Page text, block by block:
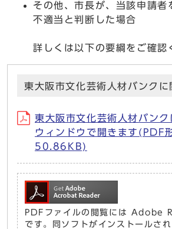
その他、市長が、当該申請者
不適当と判断した場合
詳しくは以下の要綱をご確認
東大阪市文化芸術人材バンクに
東大阪市文化芸術人材バンク
ウィンドウで開きます(PDF
50.86KB)
PDFファイルの閲覧には Adobe
です。同ソフトがインストールさ